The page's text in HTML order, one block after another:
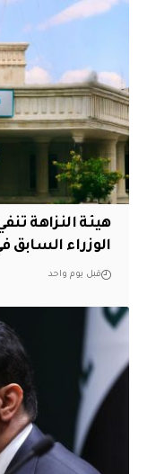
هيئة النزاهة
الوزراء
قبل يوم واحد